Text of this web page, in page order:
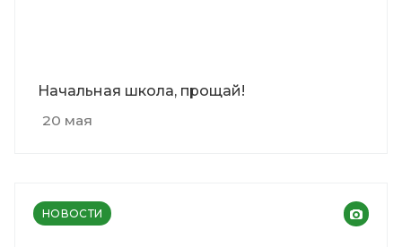
20 мая
Начальная школа, прощай!
НОВОСТИ